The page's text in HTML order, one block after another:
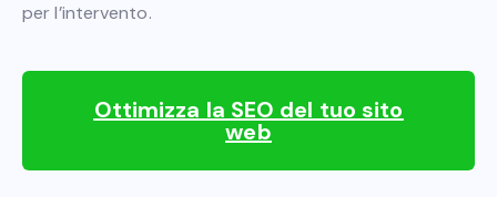
per l’intervento.
Ottimizza la SEO del tuo sito
web